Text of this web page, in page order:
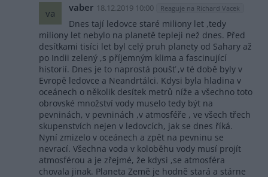
va vaber 18.12.2019 10:00 Reaguje na Richard Vacek
Dnes tají ledovce staré miliony let ,tedy
miliony let nebylo na planetě tepleji než dnes. Před
desítkami tisíci let byl celý pruh planety od Sahary až
po Indii zelený ,s příjemným klima a fascinující
historií. Dnes je to naprostá poušť ,v té době byly v
Evropě ledovce a Neandrtálci. Kdysi byla hladina v
oceánech o několik desítek metrů níže a všechno toto
obrovské množství vody muselo tedy být na
pevninách, v pevninách ,v atmosféře , ve všech třech
skupenstvích nejen v ledovcích, jak se dnes říká.
Nyní zmizelo v oceánech a zpět na pevninu se
nevrací. Všechna voda v koloběhu vody musí projít
atmosférou a je zřejmé, že kdysi ,se atmosféra
chovala jinak. Planeta Země je hodně stará a stárne